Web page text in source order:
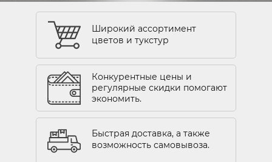
Широкий ассортимент
цветов и тукстур
Конкурентные цены и
регулярные скидки помогают
экономить.
Быстрая доставка, а также
возможность самовывоза.